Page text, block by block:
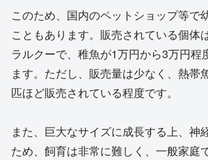
このため、国内のペットショップ等で
こともあります。販売されている個体
ラルクーで、稚魚が1万円から3万円程
ます。ただし、販売量は少なく、熱帯
匹ほど販売されている程度です。
また、巨大なサイズに成長する上、神
ため、飼育は非常に難しく、一般家庭